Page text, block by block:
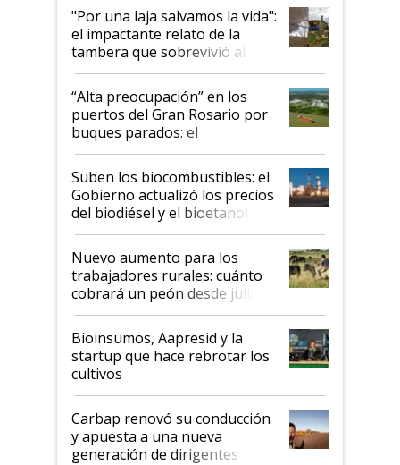
pase a ser "país sucio"
"Por una laja salvamos la vida":
el impactante relato de la
tambera que sobrevivió al
tornado
“Alta preocupación” en los
puertos del Gran Rosario por
buques parados: el
funcionamiento de las
exportadoras en tensión tras
la medida de fuerza de los
prácticos
Suben los biocombustibles: el
Gobierno actualizó los precios
del biodiésel y el bioetanol
Nuevo aumento para los
trabajadores rurales: cuánto
cobrará un peón desde julio
Bioinsumos, Aapresid y la
startup que hace rebrotar los
cultivos
Carbap renovó su conducción
y apuesta a una nueva
generación de dirigentes